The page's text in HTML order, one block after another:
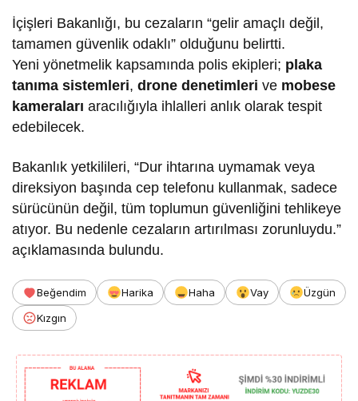
İçişleri Bakanlığı, bu cezaların “gelir amaçlı değil,
tamamen güvenlik odaklı” olduğunu belirtti.
Yeni yönetmelik kapsamında polis ekipleri; plaka
tanıma sistemleri,drone denetimleri ve mobese
kameraları aracılığıyla ihlalleri anlık olarak tespit
edebilecek.
Bakanlık yetkilileri, “Dur ihtarına uymamak veya
direksiyon başında cep telefonu kullanmak, sadece
sürücünün değil, tüm toplumun güvenliğini tehlikeye
atıyor. Bu nedenle cezaların artırılması zorunluydu.”
açıklamasında bulundu.
Beğendim Harika Haha Vay
Üzgün
Kızgın